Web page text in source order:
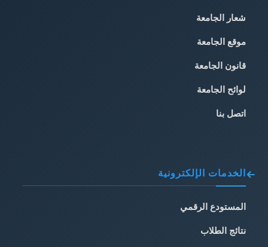
شعار الجامعة
موقع الجامعة
قانون الجامعة
لوائح الجامعة
اتصل بنا
الخدمات الإلكترونية
المستودع الرقمي
نتائج الطلاب